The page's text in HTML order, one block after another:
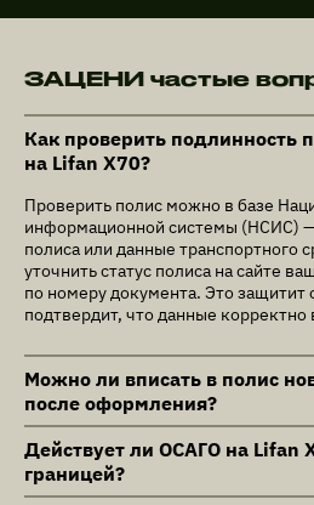
ЗАЦЕНИ частые
Как проверить подлинность
на Lifan X70?
Проверить полис можно в базе
информационной системы (НСИС)
полиса или данные транспортного
уточнить статус полиса на сайте
по номеру документа. Это защитит
подтвердит, что данные корректно
Можно ли вписать в полис
после оформления?
Действует ли ОСАГО на Lifan
границей?